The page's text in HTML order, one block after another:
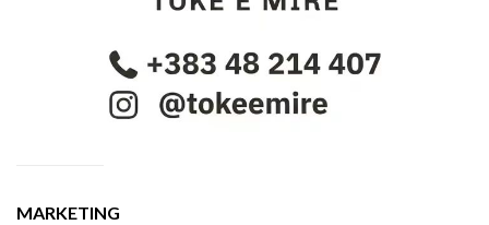
MARKETING